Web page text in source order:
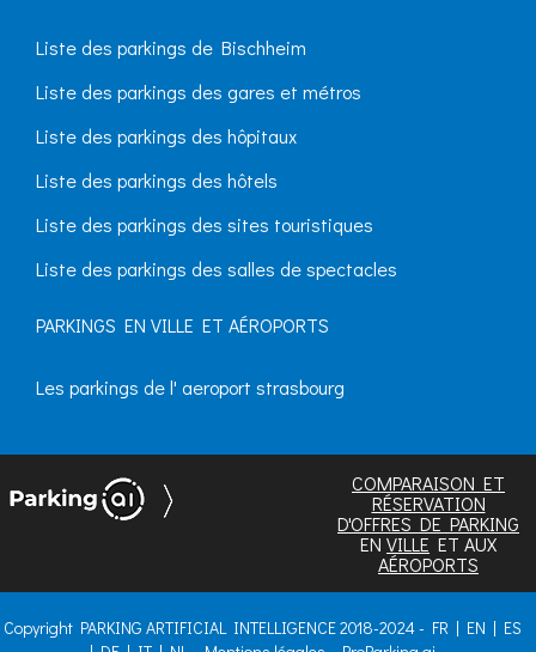
Liste des parkings de Bischheim
Liste des parkings des gares et métros
Liste des parkings des hôpitaux
Liste des parkings des hôtels
Liste des parkings des sites touristiques
Liste des parkings des salles de spectacles
PARKINGS EN VILLE ET AÉROPORTS
Les parkings de l' aeroport strasbourg
COMPARAISON ET
RÉSERVATION
D'OFFRES DE PARKING
EN VILLE ET AUX
AÉROPORTS
Copyright PARKING ARTIFICIAL INTELLIGENCE 2018-2024 - FR| EN | ES